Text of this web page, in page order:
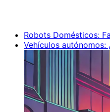
Robots Domésticos:
Vehículos autónomos: